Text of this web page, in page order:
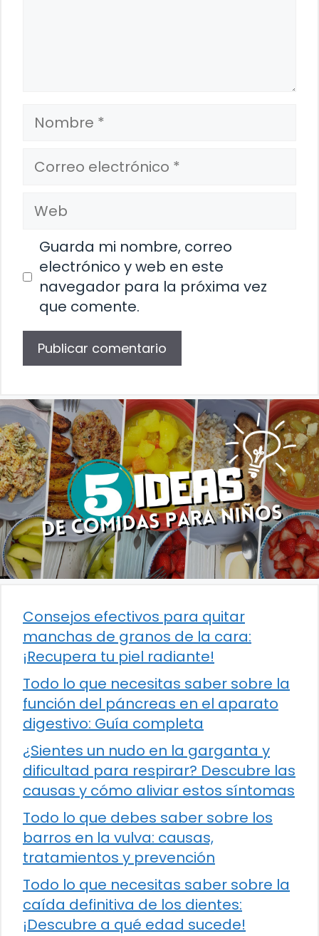
Nombre
Correo
electrónico
Web
Guarda mi nombre, correo
electrónico y web en este
navegador para la próxima vez
que comente.
Consejos efectivos para quitar
manchas de granos de la cara:
¡Recupera tu piel radiante!
Todo lo que necesitas saber sobre la
función del páncreas en el aparato
digestivo: Guía completa
¿Sientes un nudo en la garganta y
dificultad para respirar? Descubre las
causas y cómo aliviar estos síntomas
Todo lo que debes saber sobre los
barros en la vulva: causas,
tratamientos y prevención
Todo lo que necesitas saber sobre la
caída definitiva de los dientes:
¡Descubre a qué edad sucede!